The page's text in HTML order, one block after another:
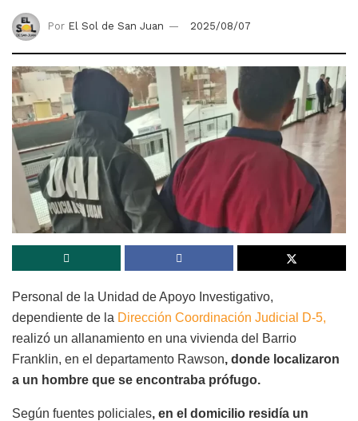
Por El Sol de San Juan 2025/08/07
Personal de la Unidad de Apoyo Investigativo,
dependiente de la Dirección Coordinación Judicial D-5,
realizó un allanamiento en una vivienda del Barrio
Franklin, en el departamento Rawson, donde localizaron
a un hombre que se encontraba prófugo.
Según fuentes policiales, en el domicilio residía un